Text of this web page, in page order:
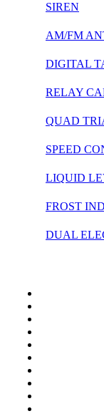
SIREN
AM/FM
DIGITAL
RELAY
QUAD
SPEED
LIQUID
FROST
DUAL